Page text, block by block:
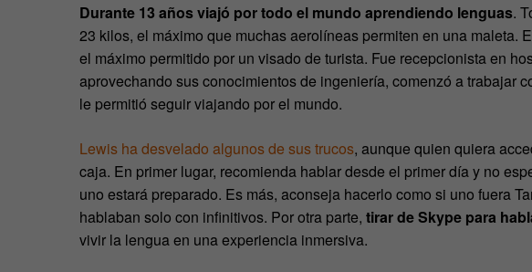
Durante 13 años viajó por todo el mundo aprendiendo lenguas.
23 kilos, el máximo que muchas aerolíneas permiten en una maleta.
el máximo permitido por un visado de turista. Fue recepcionista en
aprovechando sus conocimientos de ingeniería, comenzó a trabajar
le permitió seguir viajando por el mundo.
Lewis ha desvelado algunos de sus trucos, aunque quien quiera
caja. En primer lugar, recomienda hablar desde el primer día y no
uno estará preparado. Es más, aconseja hacerlo como si uno fuera
hablaban solo con infinitivos. Por otra parte, tirar de Skype para
vivir la lengua en una experiencia inmersiva.